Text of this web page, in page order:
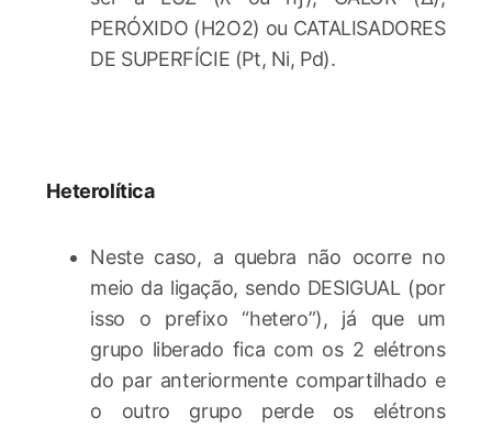
PERÓXIDO (H2O2) ou CATALISADORES
DE SUPERFÍCIE (Pt, Ni, Pd).
Heterolítica
Neste caso, a quebra não ocorre no
meio da ligação, sendo DESIGUAL (por
isso o prefixo “hetero”), já que um
grupo liberado fica com os 2 elétrons
do par anteriormente compartilhado e
o outro grupo perde os elétrons